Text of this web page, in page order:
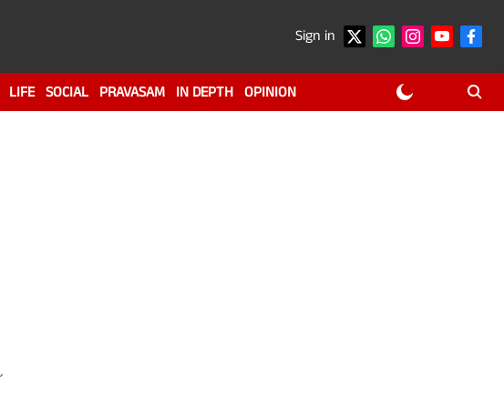
Sign in
LIFE SOCIAL PRAVASAM IN DEPTH OPINION